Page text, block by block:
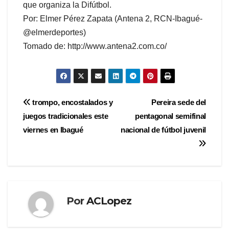
que organiza la Difútbol.
Por: Elmer Pérez Zapata (Antena 2, RCN-Ibagué-
@elmerdeportes)
Tomado de: http://www.antena2.com.co/
Navegación
de
Pereira sede del
pentagonal semifinal
nacional de fútbol juvenil
trompo, encostalados y
juegos tradicionales este
viernes en Ibagué
PorACLopez